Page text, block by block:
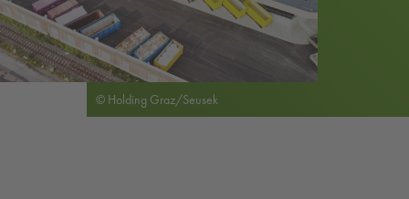
© Holding Graz/Seusek